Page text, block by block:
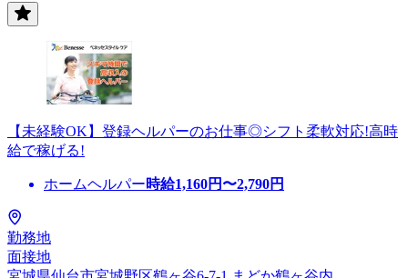
【未経験OK】登録ヘルパーのお仕事◎シフト柔軟対応!高時
給で稼げる!
ホームヘルパー時給1,160円〜2,790円
勤務地
面接地